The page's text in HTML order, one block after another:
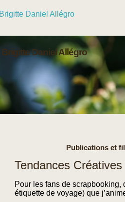
Daniel Allégro
Publications et
Tendances
Pour les fans de
étiquette de voyage) que